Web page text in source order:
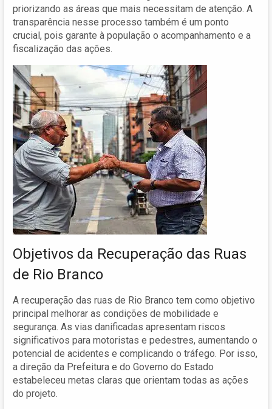
priorizando as áreas que mais necessitam de atenção. A
transparência nesse processo também é um ponto
crucial, pois garante à população o acompanhamento e a
fiscalização das ações.
Objetivos da Recuperação das Ruas
de Rio Branco
A recuperação das ruas de Rio Branco tem como objetivo
principal melhorar as condições de mobilidade e
segurança. As vias danificadas apresentam riscos
significativos para motoristas e pedestres, aumentando o
potencial de acidentes e complicando o tráfego. Por isso,
a direção da Prefeitura e do Governo do Estado
estabeleceu metas claras que orientam todas as ações
do projeto.